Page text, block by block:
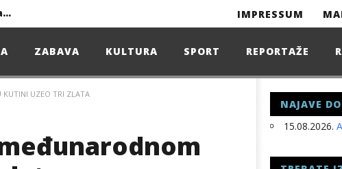
Ljeto donosi bezbrižnu igru, ali i zdravstvene izazove
IMPRESSUM
ZABAVA KULTURA SPORT REPORTAŽE
KUTINI UZEO TRI ZLATA
NAJAVE
15.08.2026.